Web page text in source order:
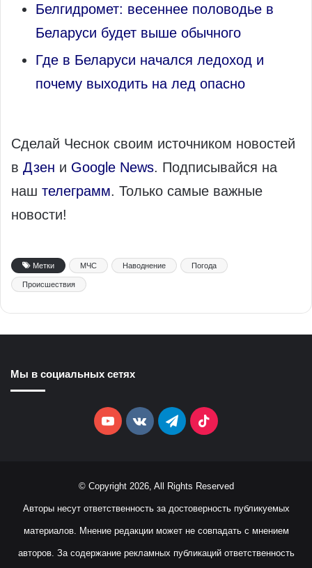
Белгидромет: весеннее половодье в
Беларуси будет выше обычного
Где в Беларуси начался ледоход и
почему выходить на лед опасно
Сделай Чеснок своим источником новостей
в Дзен и Google News. Подписывайся на
наш телеграмм. Только самые важные
новости!
Метки МЧС Наводнение Погода
Происшествия
Мы в социальных сетях
YouTubevk.comTelegramTikTok
© Copyright 2026, All Rights Reserved
Авторы несут ответственность за достоверность публикуемых
материалов. Мнение редакции может не совпадать с мнением
авторов. За содержание рекламных публикаций ответственность